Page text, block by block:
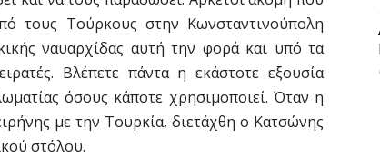
τους Τούρκους στην Κωνσταντινούπολη
ναυαρχίδας αυτή την φορά και υπό τα
Βλέπετε πάντα η εκάστοτε εξουσία
όσους κάποτε χρησιμοποιεί. Όταν η
με την Τουρκία, διετάχθη ο Κατσώνης
στόλου.